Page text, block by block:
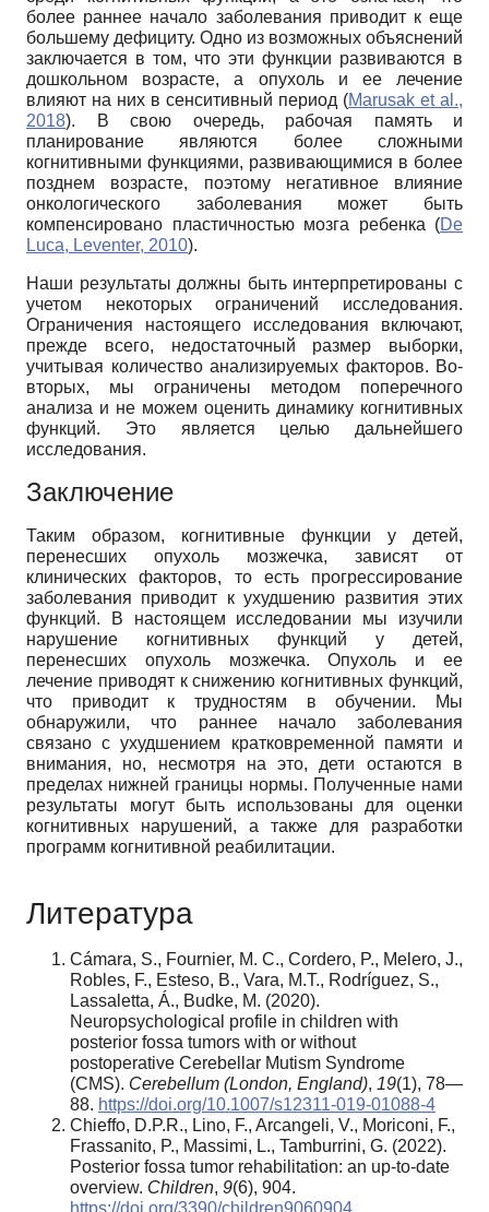
более раннее начало заболевания приводит к еще
большему дефициту. Одно из возможных объяснений
заключается в том, что эти функции развиваются в
дошкольном возрасте, а опухоль и ее лечение
влияют на них в сенситивный период (Marusak et al.,
2018). В свою очередь, рабочая память и
планирование являются более сложными
когнитивными функциями, развивающимися в более
позднем возрасте, поэтому негативное влияние
онкологического заболевания может быть
компенсировано пластичностью мозга ребенка (De
Luca, Leventer, 2010).
Наши результаты должны быть интерпретированы с
учетом некоторых ограничений исследования.
Ограничения настоящего исследования включают,
прежде всего, недостаточный размер выборки,
учитывая количество анализируемых факторов. Во-
вторых, мы ограничены методом поперечного
анализа и не можем оценить динамику когнитивных
функций. Это является целью дальнейшего
исследования.
Заключение
Таким образом, когнитивные функции у детей,
перенесших опухоль мозжечка, зависят от
клинических факторов, то есть прогрессирование
заболевания приводит к ухудшению развития этих
функций. В настоящем исследовании мы изучили
нарушение когнитивных функций у детей,
перенесших опухоль мозжечка. Опухоль и ее
лечение приводят к снижению когнитивных функций,
что приводит к трудностям в обучении. Мы
обнаружили, что раннее начало заболевания
связано с ухудшением кратковременной памяти и
внимания, но, несмотря на это, дети остаются в
пределах нижней границы нормы. Полученные нами
результаты могут быть использованы для оценки
когнитивных нарушений, а также для разработки
программ когнитивной реабилитации.
Литература
Cámara, S., Fournier, M. C., Cordero, P., Melero, J.,
Robles, F., Esteso, B., Vara, M.T., Rodríguez, S.,
Lassaletta, Á., Budke, M. (2020).
Neuropsychological profile in children with
posterior fossa tumors with or without
postoperative Cerebellar Mutism Syndrome
(CMS). Cerebellum (London, England), 19(1), 78—
88. https://doi.org/10.1007/s12311-019-01088-4
Chieffo, D.P.R., Lino, F., Arcangeli, V., Moriconi, F.,
Frassanito, P., Massimi, L., Tamburrini, G. (2022).
Posterior fossa tumor rehabilitation: an up-to-date
overview. Children, 9(6), 904.